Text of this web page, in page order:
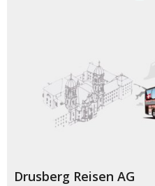
Drusberg Reisen AG